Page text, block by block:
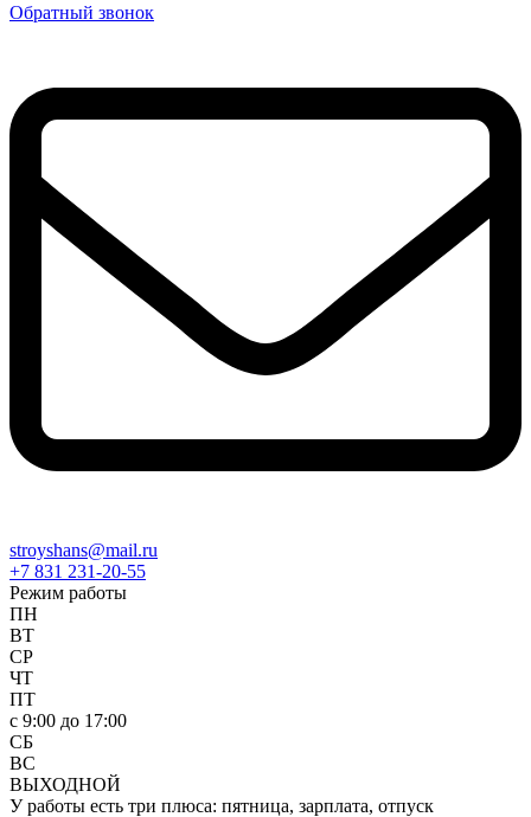
Обратный звонок
stroyshans@mail.ru
+7 831 231-20-55
Режим работы
ПН
ВТ
СР
ЧТ
ПТ
c 9:00 до 17:00
СБ
ВС
ВЫХОДНОЙ
У работы есть три плюса: пятница, зарплата, отпуск